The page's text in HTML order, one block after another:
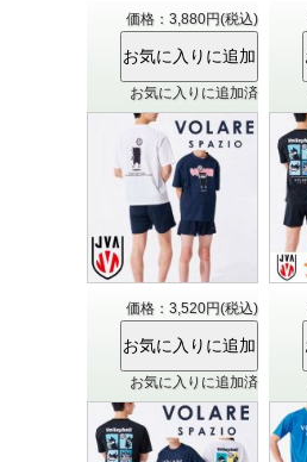
価格：3,880円(税込)
お気に入りに追加済
価格：3,520円(税込)
お気に入りに追加済